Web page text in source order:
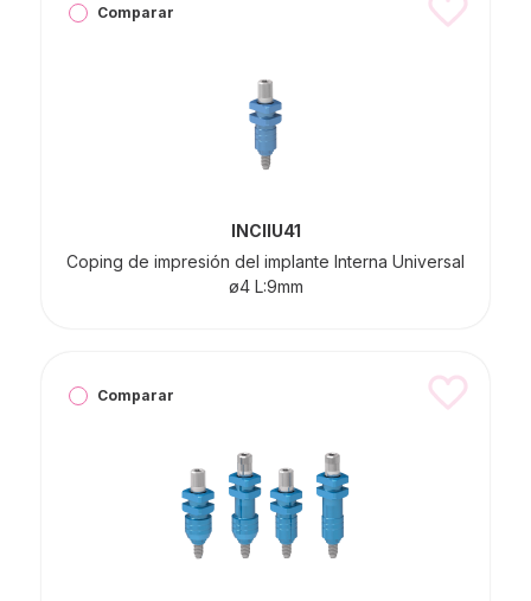
Comparar
INCIIU41
Coping de impresión del implante Interna Universal
ø4 L:9mm
Comparar